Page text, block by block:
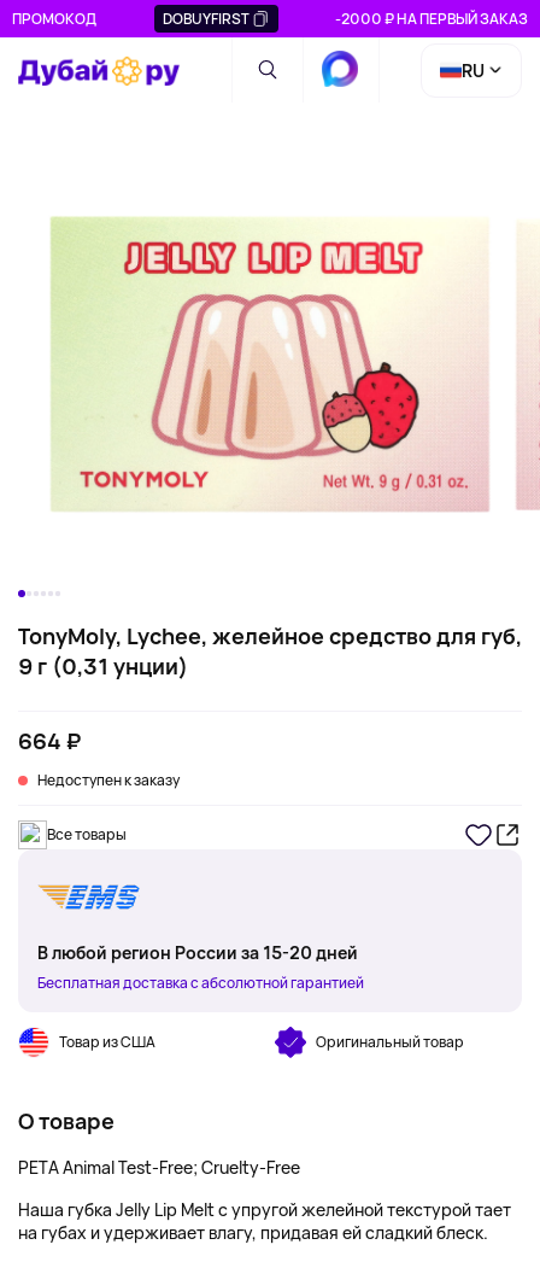
ПРОМОКОД DOBUYFIRST -2000 ₽ НА ПЕРВЫЙ ЗАКАЗ
RU
TonyMoly, Lychee, желейное средство для губ,
9 г (0,31 унции)
664 ₽
Недоступен к заказу
Все товары
В любой регион России за 15-20 дней
Бесплатная доставка с абсолютной гарантией
Товар из США Оригинальный товар
О товаре
PETA Animal Test-Free; Cruelty-Free
Наша губка Jelly Lip Melt с упругой желейной текстурой тает
на губах и удерживает влагу, придавая ей сладкий блеск.